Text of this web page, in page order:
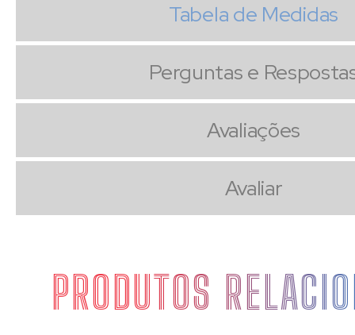
Tabela de Medidas
Perguntas e
Avaliações
Avaliar
PRODUTOS